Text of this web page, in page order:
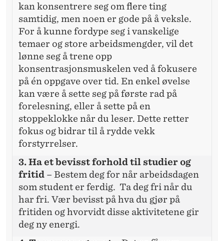
kan konsentrere seg om flere ting
samtidig, men noen er gode på å veksle.
For å kunne fordype seg i vanskelige
temaer og store arbeidsmengder, vil det
lønne seg å trene opp
konsentrasjonsmuskelen ved å fokusere
på én oppgave over tid. En enkel øvelse
kan være å sette seg på første rad på
forelesning, eller å sette på en
stoppeklokke når du leser. Dette retter
fokus og bidrar til å rydde vekk
forstyrrelser.
3. Ha et bevisst forhold til studier og
fritid – Bestem deg for når arbeidsdagen
som student er ferdig. Ta deg fri når du
har fri. Vær bevisst på hva du gjør på
fritiden og hvorvidt disse aktivitetene gir
deg ny energi.